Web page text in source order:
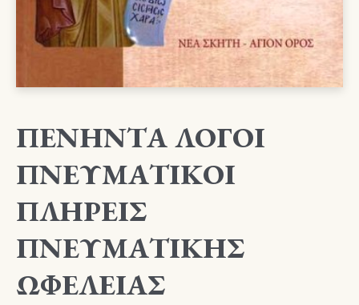
ΠΕΝΗΝΤΑ ΛΟΓΟΙ
ΠΝΕΥΜΑΤΙΚΟΙ
ΠΛΗΡΕΙΣ
ΠΝΕΥΜΑΤΙΚΗΣ
ΩΦΕΛΕΙΑΣ